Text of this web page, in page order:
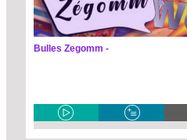
Bulles Zegomm -